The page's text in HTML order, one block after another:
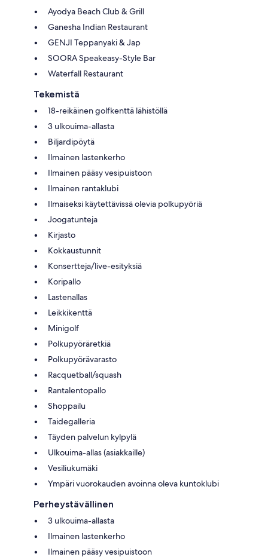
Ayodya Beach Club & Grill
Ganesha Indian Restaurant
GENJI Teppanyaki & Jap
SOORA Speakeasy-Style Bar
Waterfall Restaurant
Tekemistä
18-reikäinen golfkenttä lähistöllä
3 ulkouima-allasta
Biljardipöytä
Ilmainen lastenkerho
Ilmainen pääsy vesipuistoon
Ilmainen rantaklubi
Ilmaiseksi käytettävissä olevia polkupyöriä
Joogatunteja
Kirjasto
Kokkaustunnit
Konsertteja/live-esityksiä
Koripallo
Lastenallas
Leikkikenttä
Minigolf
Polkupyöräretkiä
Polkupyörävarasto
Racquetball/squash
Rantalentopallo
Shoppailu
Taidegalleria
Täyden palvelun kylpylä
Ulkouima-allas (asiakkaille)
Vesiliukumäki
Ympäri vuorokauden avoinna oleva kuntoklubi
Perheystävällinen
3 ulkouima-allasta
Ilmainen lastenkerho
Ilmainen pääsy vesipuistoon